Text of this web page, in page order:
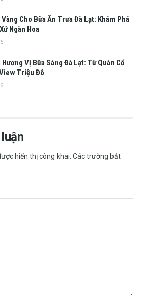
Cho Bữa Ăn Trưa Đà Lạt: Khám Phá
Ngàn Hoa
Hương Vị Bữa Sáng Đà Lạt: Từ Quán Cổ
Triệu Đô
hiển thị công khai. Các trường bắt